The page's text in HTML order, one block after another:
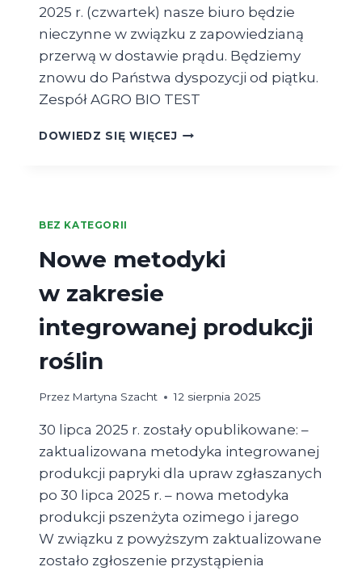
2025 r. (czwartek) nasze biuro będzie
nieczynne w związku z zapowiedzianą
przerwą w dostawie prądu. Będziemy
znowu do Państwa dyspozycji od piątku.
Zespół AGRO BIO TEST
DOWIEDZ SIĘ WIĘCEJ25.09.2025
BEZ KATEGORII
Nowe metodyki
w zakresie
integrowanej produkcji
roślin
Przez Martyna Szacht 12 sierpnia 2025
30 lipca 2025 r. zostały opublikowane: –
zaktualizowana metodyka integrowanej
produkcji papryki dla upraw zgłaszanych
po 30 lipca 2025 r. – nowa metodyka
produkcji pszenżyta ozimego i jarego
W związku z powyższym zaktualizowane
zostało zgłoszenie przystąpienia